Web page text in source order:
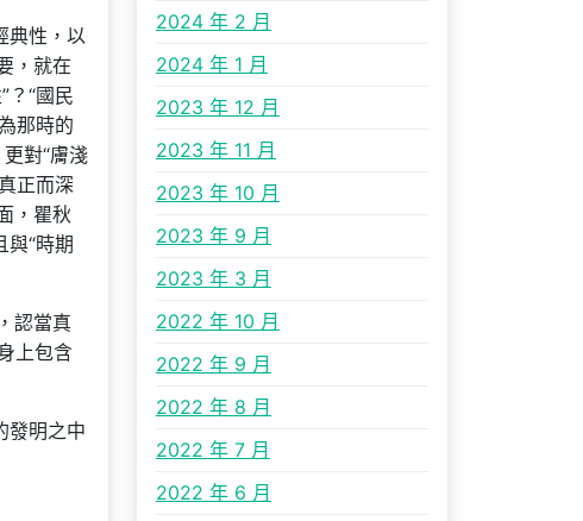
典性，以
，就在
？“國民
那時的
對“膚淺
正而深
，瞿秋
“時期
認當真
上包含
發明之中
2024 年 2 月
2024 年 1 月
2023 年 12 月
2023 年 11 月
2023 年 10 月
2023 年 9 月
2023 年 3 月
2022 年 10 月
2022 年 9 月
2022 年 8 月
2022 年 7 月
2022 年 6 月